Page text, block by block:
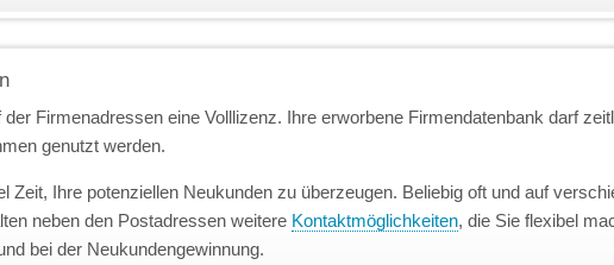
Firmenadressen eine Volllizenz. Ihre erworbene Firmendatenbank darf
genutzt werden.
Zeit, Ihre potenziellen Neukunden zu überzeugen. Beliebig oft und auf
neben den Postadressen weitere Kontaktmöglichkeiten, die Sie flexibel
bei der Neukundengewinnung.